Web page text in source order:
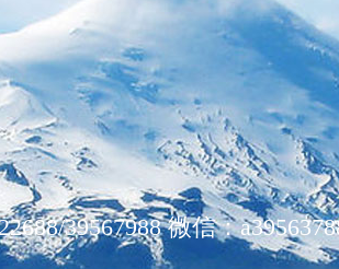
39567988 微信：